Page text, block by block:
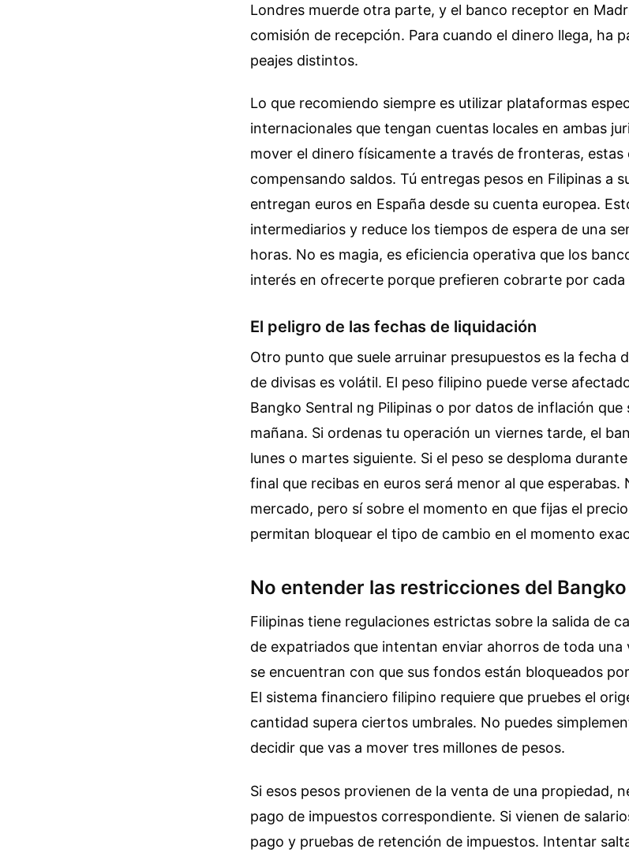
Londres muerde otra parte, y el banco receptor en
comisión de recepción. Para cuando el dinero llega, ha
peajes distintos.
Lo que recomiendo siempre es utilizar plataformas
internacionales que tengan cuentas locales en ambas
mover el dinero físicamente a través de fronteras,
compensando saldos. Tú entregas pesos en Filipinas a
entregan euros en España desde su cuenta europea.
intermediarios y reduce los tiempos de espera de una
horas. No es magia, es eficiencia operativa que los
interés en ofrecerte porque prefieren cobrarte por cada
El peligro de las fechas de liquidación
Otro punto que suele arruinar presupuestos es la fecha
de divisas es volátil. El peso filipino puede verse
Bangko Sentral ng Pilipinas o por datos de inflación que
mañana. Si ordenas tu operación un viernes tarde, el
lunes o martes siguiente. Si el peso se desploma
final que recibas en euros será menor al que
mercado, pero sí sobre el momento en que fijas el
permitan bloquear el tipo de cambio en el momento
No entender las restricciones del
Filipinas tiene regulaciones estrictas sobre la salida de
de expatriados que intentan enviar ahorros de toda una
se encuentran con que sus fondos están bloqueados
El sistema financiero filipino requiere que pruebes el
cantidad supera ciertos umbrales. No puedes
decidir que vas a mover tres millones de pesos.
Si esos pesos provienen de la venta de una propiedad,
pago de impuestos correspondiente. Si vienen de
pago y pruebas de retención de impuestos. Intentar